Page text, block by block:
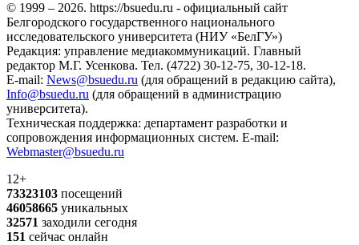
© 1999 – 2026. https://bsuedu.ru - официальный сайт
Белгородского государственного национального
исследовательского университета (НИУ «БелГУ»)
Редакция: управление медиакоммуникаций. Главный
редактор М.Г. Усенкова. Тел. (4722) 30-12-75, 30-12-18.
E-mail: News@bsuedu.ru (для обращений в редакцию сайта),
Info@bsuedu.ru (для обращений в администрацию
университета).
Техническая поддержка: департамент разработки и
сопровождения информационных систем. E-mail:
Webmaster@bsuedu.ru
12+
73323103 посещений
46058665 уникальных
32571 заходили сегодня
151 сейчас онлайн